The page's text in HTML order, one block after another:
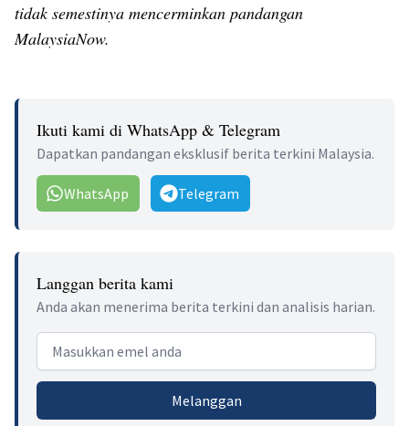
tidak semestinya mencerminkan pandangan
MalaysiaNow.
Ikuti kami di WhatsApp & Telegram
Dapatkan pandangan eksklusif berita terkini Malaysia.
WhatsApp Telegram
Langgan berita kami
Anda akan menerima berita terkini dan analisis harian.
Email address
Melanggan